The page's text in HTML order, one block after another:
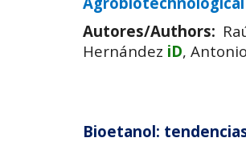
Autores/Authors:
Hernández iD,
Bioetanol: